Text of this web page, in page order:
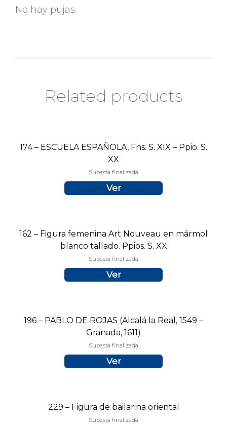
No hay pujas.
Related products
174 – ESCUELA ESPAÑOLA, Fns. S. XIX – Ppio. S.
XX
Subasta finalizada
Ver
162 – Figura femenina Art Nouveau en mármol
blanco tallado. Ppios. S. XX
Subasta finalizada
Ver
196 – PABLO DE ROJAS (Alcalá la Real, 1549 –
Granada, 1611)
Subasta finalizada
Ver
229 – Figura de bailarina oriental
Subasta finalizada